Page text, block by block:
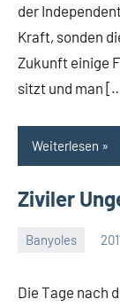
der
Kraft, sonden
Zukunft einige
sitzt und man
Weiterlesen
Ziviler
Banyoles
Keine
Die Tage nach